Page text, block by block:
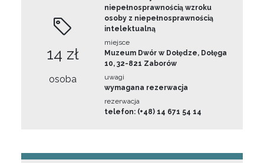
14 zł
osoba
niepełnosprawnością wzroku
osoby z niepełnosprawnością
intelektualną
miejsce
Muzeum Dwór w Dołędze, Dołęga
10, 32-821 Zaborów
uwagi
wymagana rezerwacja
rezerwacja
telefon: (+48) 14 671 54 14